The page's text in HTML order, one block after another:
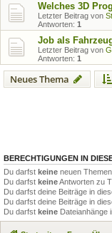
Welches 3D
Letzter Beitrag von
Antworten: 1
Job als
Letzter Beitrag von
Antworten: 1
Neues Thema
BERECHTIGUNGEN IN
Du darfst keine neuen
Du darfst keineAntworten zu
Du darfst deine Beiträge in
Du darfst deine Beiträge in
Du darfst keine Dateianhänge